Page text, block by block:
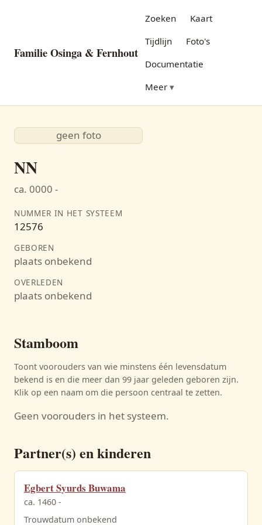
Familie Osinga & Fernhout
Zoeken
Kaart
Tijdlijn
Foto's
Documentatie
Meer
geen foto
NN
ca. 0000 -
NUMMER IN HET SYSTEEM
12576
GEBOREN
plaats onbekend
OVERLEDEN
plaats onbekend
Stamboom
Toont voorouders van wie minstens één levensdatum
bekend is en die meer dan 99 jaar geleden geboren zijn.
Klik op een naam om die persoon centraal te zetten.
Geen voorouders in het systeem.
Partner(s) en kinderen
Egbert Syurds Buwama
ca. 1460 -
Trouwdatum onbekend